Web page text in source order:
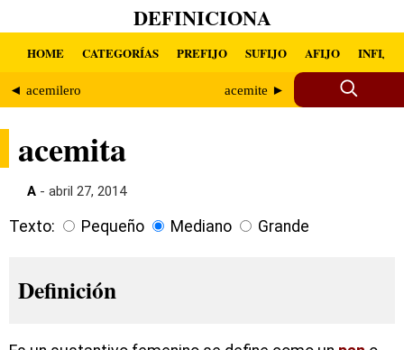
DEFINICIONA
HOME CATEGORÍAS PREFIJO SUFIJO AFIJO INFIJO
◄ acemilero acemite ►
acemita
A - abril 27, 2014
Texto: Pequeño Mediano Grande
Definición